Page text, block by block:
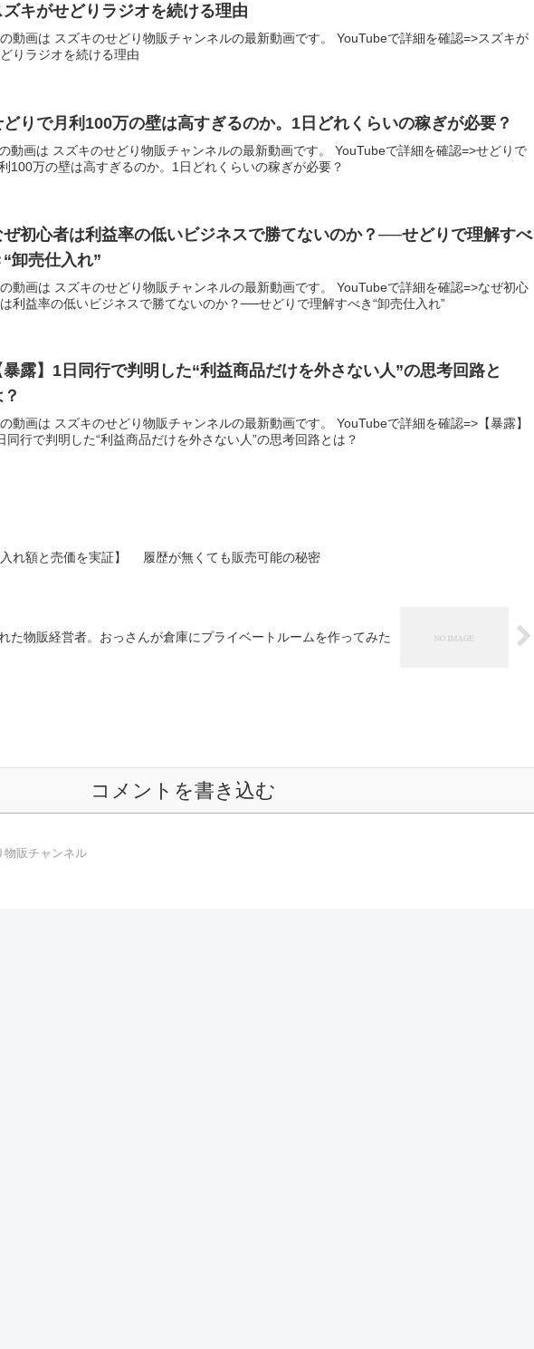
ズキがせどりラジオを続ける理由
動画は スズキのせどり物販チャンネルの最新動画です。 YouTubeで詳細を確認=>スズキが
りラジオを続ける理由
どりで月利100万の壁は高すぎるのか。1日どれくらいの稼ぎが必要？
動画は スズキのせどり物販チャンネルの最新動画です。 YouTubeで詳細を確認=>せどりで
100万の壁は高すぎるのか。1日どれくらいの稼ぎが必要？
ぜ初心者は利益率の低いビジネスで勝てないのか？──せどりで理解すべ
“卸売仕入れ”
動画は スズキのせどり物販チャンネルの最新動画です。 YouTubeで詳細を確認=>なぜ初心
利益率の低いビジネスで勝てないのか？──せどりで理解すべき“卸売仕入れ”
暴露】1日同行で判明した“利益商品だけを外さない人”の思考回路と
動画は スズキのせどり物販チャンネルの最新動画です。 YouTubeで詳細を確認=>【暴露】
同行で判明した“利益商品だけを外さない人”の思考回路とは？
入れ額と売価を実証】 履歴が無くても販売可能の秘密
た物販経営者。おっさんが倉庫にプライベートルームを作ってみた
コメントを書き込む
物販チャンネル